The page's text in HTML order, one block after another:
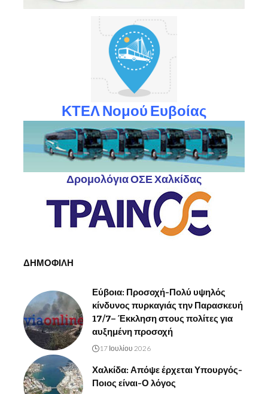
ΚΤΕΛ Νομού Ευβοίας
Δρομολόγια ΟΣΕ Χαλκίδας
ΔΗΜΟΦΙΛΗ
Εύβοια: Προσοχή-Πολύ υψηλός
κίνδυνος πυρκαγιάς την Παρασκευή
17/7– Έκκληση στους πολίτες για
αυξημένη προσοχή
17 Ιουλίου 2026
Χαλκίδα: Απόψε έρχεται Υπουργός-
Ποιος είναι-Ο λόγος